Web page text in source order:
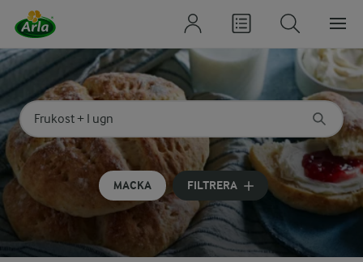
Sök på kategori eller ingrediens
Skriv in sökord för att få förslag
MACKA FILTRERA